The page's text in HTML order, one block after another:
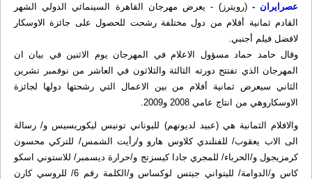
عصرایران - (رويترز) - يعرض مهرجان القاهرة السينمائي الدولي الشهر
القادم ثمانية أفلام من دول مختلفة رشحت للحصول على جائزة الاوسكار
لافضل فيلم أجنبي.
وقال حامد حماد مسؤول الاعلام في المهرجان يوم الاثنين في بيان ان
المهرجان الذي تفتتح دورته الثالثة والثلاثون في العاشر من نوفمبر تشرين
الثاني سيعرض ثمانية أفلام من بين الاعمال التي رشحتها دولها لجائزة
الاوسكاروهي من انتاج عامي 2008 و2009.
والافلام الثمانية هي (عبيد لديونهم) لليوناني تونيس ليكوريسيس و/ رسالة
الى الاب يعقوب/ للفنلندي كلاوس هارو و/رأيت الشمس/ للتركي محسون
كرمزيجول و/الحرباء/ للمجري جادا كيسزتج و/حرارة ديسمبر/ للاستوني اسكو
كاس و/الدوامة/ لليتواني جيتس لوكساس و/الكلمة رقم 6/ للروسي كارن